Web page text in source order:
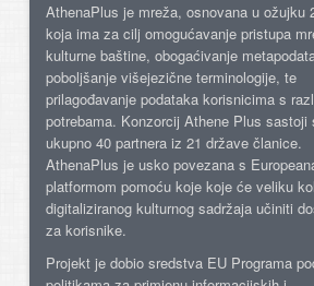
AthenaPlus je mreža, osnovana u ožujku
koja ima za cilj omogućavanje pristupa
kulturne baštine, obogaćivanje
poboljšanje višejezične terminologije, te
prilagođavanje podataka korisnicima s
potrebama. Konzorcij Athene Plus sastoji
ukupno 40 partnera iz 21 države članice.
AthenaPlus je usko povezana s
platformom pomoću koje koje će veliku
digitaliziranog kulturnog sadržaja učiniti
za korisnike.
Projekt je dobio sredstva EU Programa